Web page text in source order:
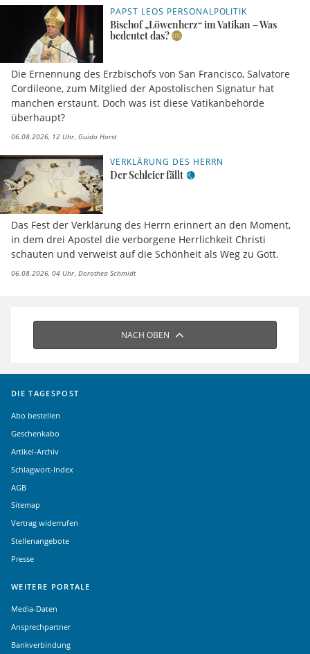
PAPST LEOS PERSONALPOLITIK
Bischof „Löwenherz“ im Vatikan – Was
bedeutet das?
Die Ernennung des Erzbischofs von San Francisco, Salvatore
Cordileone, zum Mitglied der Apostolischen Signatur hat
manchen erstaunt. Doch was ist diese Vatikanbehörde
überhaupt?
06.08.2026, 12 Uhr Guido Horst
VERKLÄRUNG DES HERRN
Der Schleier fällt
Das Fest der Verklärung des Herrn erinnert an den Moment,
in dem drei Apostel die verborgene Herrlichkeit Christi
schauten und verweist auf die Schönheit als Weg zu Gott.
06.08.2026, 04 Uhr Dorothea Schmidt
NACH OBEN
DIE TAGESPOST
Abo bestellen
Geschenkabo
Artikel-Archiv
Schlagwort-Index
AGB
Sitemap
Vertrag widerrufen
Stellenangebote
Presse
WEITERE PORTALE
Media-Daten
Ansprechpartner
Bankverbindung